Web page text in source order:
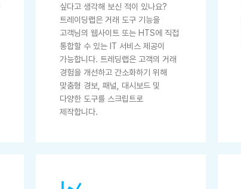
싶다고 생각해 보신 적이 있나요?
트레이딩랩은 거래 도구 기능을
고객님의 웹사이트 또는 HTS에 직접
통합할 수 있는 IT 서비스 제공이
가능합니다. 트레딩랩은 고객의 거래
경험을 개선하고 간소화하기 위해
맞춤형 경보, 패널, 대시보드 및
다양한 도구를 스크립트로
제작합니다.